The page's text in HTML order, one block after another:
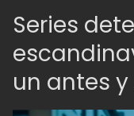
Series
un antes